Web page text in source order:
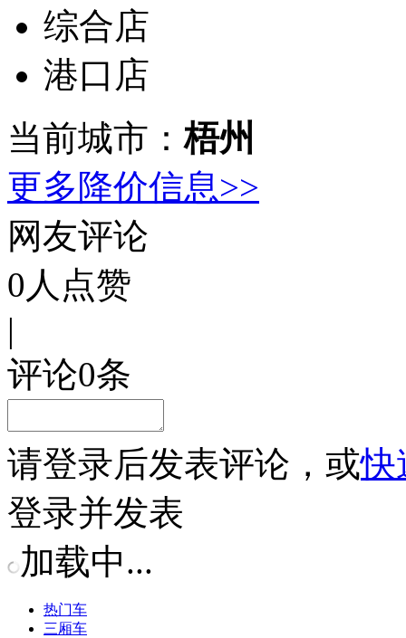
综合店
港口店
当前城市：梧州
更多降价信息>>
网友评论
0 人点赞
|
评论0条
请登录后发表评论，或快
登录并发表
加载中...
热门车
三厢车